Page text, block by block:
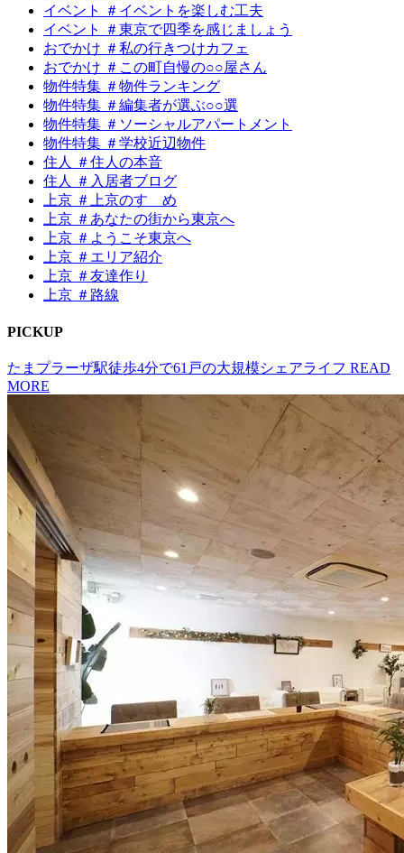
イベント ＃イベントを楽しむ工夫
イベント ＃東京で四季を感じましょう
おでかけ ＃私の行きつけカフェ
おでかけ ＃この町自慢の○○屋さん
物件特集 ＃物件ランキング
物件特集 ＃編集者が選ぶ○○選
物件特集 ＃ソーシャルアパートメント
物件特集 ＃学校近辺物件
住人 ＃住人の本音
住人 ＃入居者ブログ
上京 ＃上京のすゝめ
上京 ＃あなたの街から東京へ
上京 ＃ようこそ東京へ
上京 ＃エリア紹介
上京 ＃友達作り
上京 ＃路線
PICKUP
たまプラーザ駅徒歩4分で61戸の大規模シェアライフ READ
MORE